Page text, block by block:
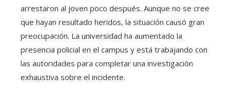
arrestaron al joven poco después. Aunque no se cree
que hayan resultado heridos, la situación causó gran
preocupación. La universidad ha aumentado la
presencia policial en el campus y está trabajando con
las autoridades para completar una investigación
exhaustiva sobre el incidente.